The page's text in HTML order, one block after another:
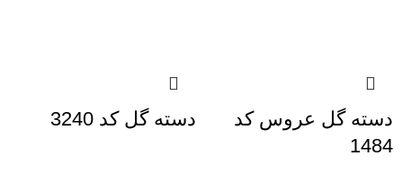
دسته گل عروس کد
1484
دسته گل کد 3240